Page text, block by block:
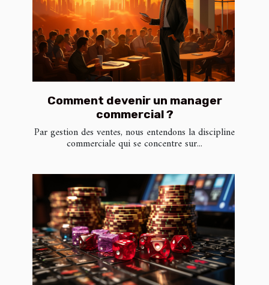
Comment devenir un manager
commercial ?
Par gestion des ventes, nous entendons la discipline
commerciale qui se concentre sur...